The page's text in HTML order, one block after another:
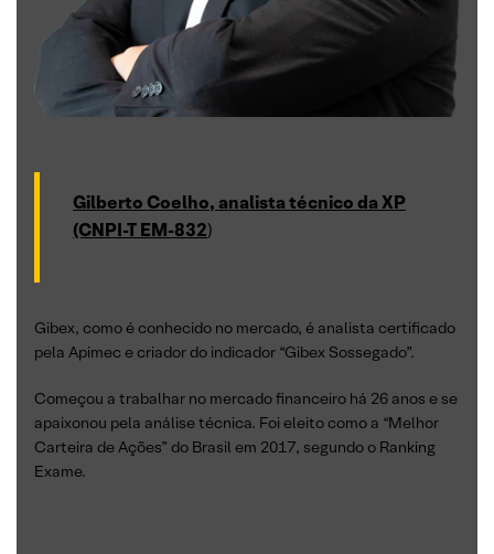
Gilberto Coelho, analista técnico da XP
(CNPI-T EM-832)
Gibex, como é conhecido no mercado, é analista certificado
pela Apimec e criador do indicador “Gibex Sossegado”.
Começou a trabalhar no mercado financeiro há 26 anos e se
apaixonou pela análise técnica. Foi eleito como a “Melhor
Carteira de Ações” do Brasil em 2017, segundo o Ranking
Exame.